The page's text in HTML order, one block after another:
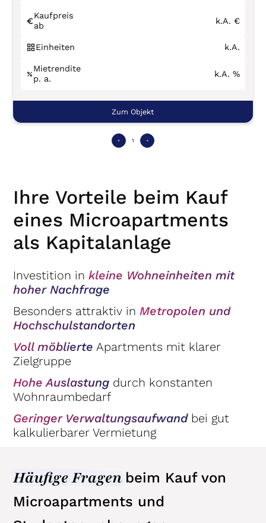
Kaufpreis
ab
k.A. €
Einheiten k.A.
Mietrendite
p. a.
k.A. %
Zum Objekt
1
Ihre Vorteile beim Kauf
eines Microapartments
als Kapitalanlage
Investition in kleine Wohneinheiten mit
hoher Nachfrage
Besonders attraktiv inMetropolen und
Hochschulstandorten
Voll möblierte Apartments mit klarer
Zielgruppe
Hohe Auslastung durch konstanten
Wohnraumbedarf
Geringer Verwaltungsaufwand bei gut
kalkulierbarer Vermietung
Häufige Fragen beim Kauf von
Microapartments und